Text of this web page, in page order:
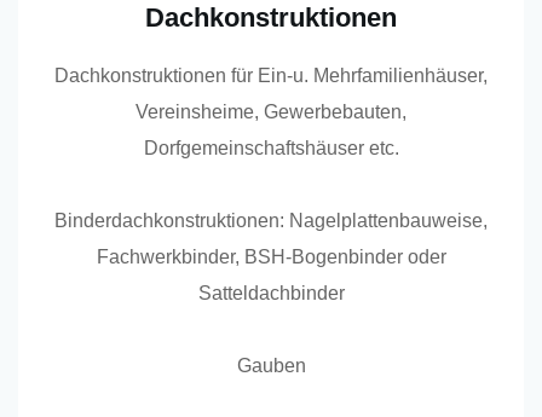
Dachkonstruktionen
Dachkonstruktionen für Ein-u. Mehrfamilienhäuser,
Vereinsheime, Gewerbebauten,
Dorfgemeinschaftshäuser etc.
Binderdachkonstruktionen: Nagelplattenbauweise,
Fachwerkbinder, BSH-Bogenbinder oder
Satteldachbinder
Gauben